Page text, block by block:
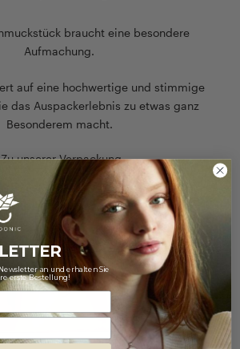
braucht eine besondere
Aufmachung.
auf eine hochwertige und stimmige
das Auspackerlebnis zu etwas ganz
Besonderem macht.
Zu unserer Verpackung
an und erhalten Sie
erste Bestellung!